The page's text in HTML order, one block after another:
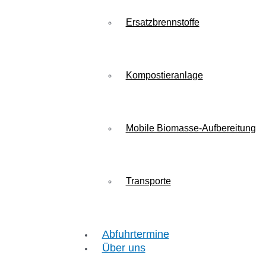
Ersatzbrennstoffe
Kompostieranlage
Mobile Biomasse-Aufbereitung
Transporte
Abfuhrtermine
Über uns